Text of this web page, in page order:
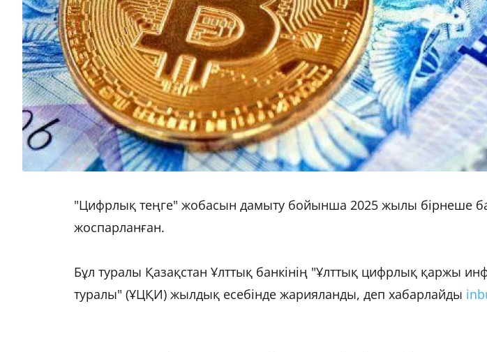
"Цифрлық теңге" жобасын дамыту бойынша 2025 жылы бірнеше
жоспарланған.
Бұл туралы Қазақстан Ұлттық банкінің "Ұлттық цифрлық қаржы
туралы" (ҰЦҚИ) жылдық есебінде жарияланды, деп хабарлайды